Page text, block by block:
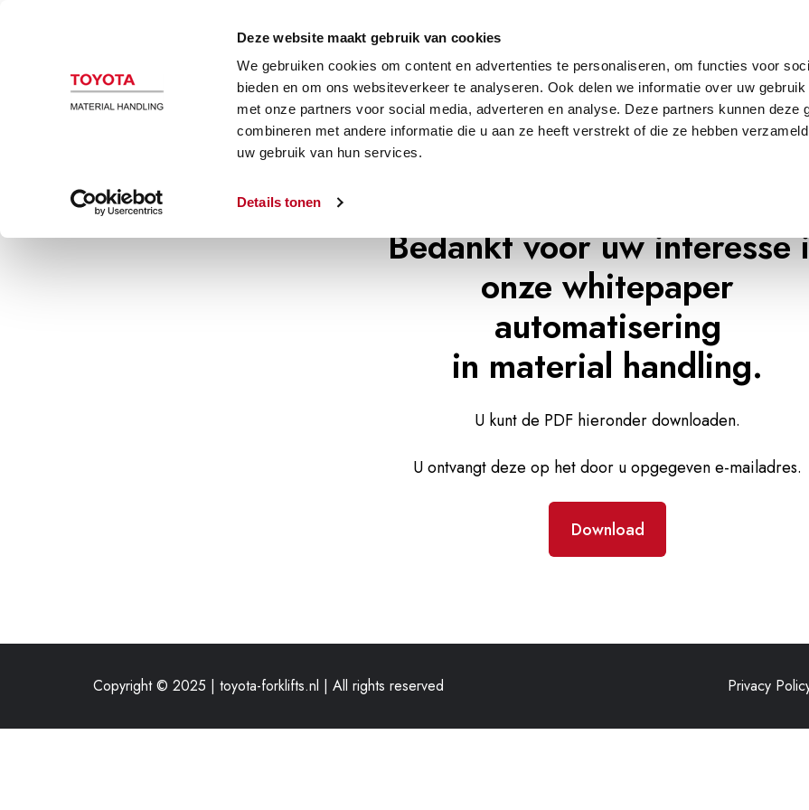
Deze website maakt gebruik van cookies
We gebruiken cookies om content en advertenties te personaliseren, om functies voor
bieden en om ons websiteverkeer te analyseren. Ook delen we informatie over uw
met onze partners voor social media, adverteren en analyse. Deze partners kunnen deze
combineren met andere informatie die u aan ze heeft verstrekt of die ze hebben
uw gebruik van hun services.
Details tonen
Blog Veiligheid
Bedankt voor uw interesse
onze whitepaper
automatisering
in material handling.
U kunt de PDF hieronder downloaden.
U ontvangt deze op het door u opgegeven e-mailadres.
Download
Copyright © 2025 | toyota-forklifts.nl | All rights reserved Privacy